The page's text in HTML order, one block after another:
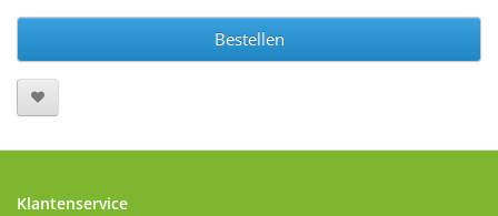
Bestellen
Klantenservice